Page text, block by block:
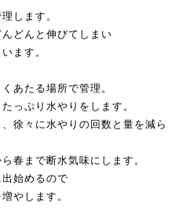
します。
どんと伸びてしまい
ます。
あたる場所で管理。
っぷり水やりをします。
徐々に水やりの回数と量を減ら
春まで断水気味にします。
始めるので
やします。